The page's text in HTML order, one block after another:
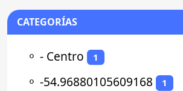
CATEGORÍAS
⚬ - Centro 1
⚬ -54.96880105609168 1